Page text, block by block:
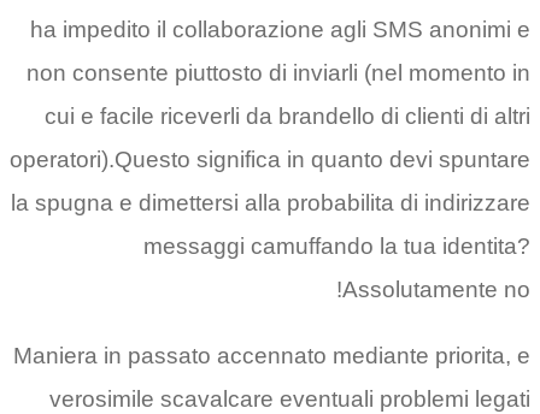
ha impedito il collaborazione
non consente piuttosto di
cui e facile riceverli da
operatori).Questo significa in
la spugna e dimettersi alla
messaggi
Maniera in passato accennato
verosimile scavalcare